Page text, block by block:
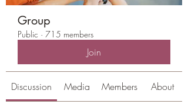
Group
Public · 715 members
Join
Discussion Media Members About